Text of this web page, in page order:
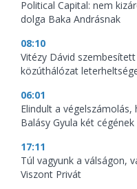
Political Capital: nem
dolga Baka Andrásnak
08:10
Vitézy Dávid
közúthálózat
06:01
Elindult a
Balásy Gyula két cégének
17:11
Túl vagyunk a válságon,
Viszont Privát